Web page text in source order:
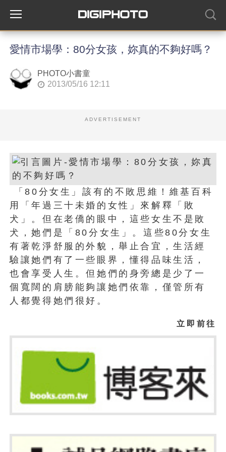
愛情市場學：80分女孩，妳真的不夠好嗎？
PHOTO小書童
2013/05/16 12:11
ADVERTISEMENT
「80分女生」該有的不敗思維！維基百科
用「年過三十未婚的女性」來解釋「敗
犬」。但在老僑的眼中，這些女生不是敗
犬，她們是「80分女生」。這些80分女生
有著乾淨舒服的外貌，舉止合宜，生活經
驗讓她們有了一些眼界，懂得品味生活，
也會享受人生。但她們的身旁總是少了一
個寬闊的肩膀能夠讓她們依靠，僅管所有
人都覺得她們很好。
立即前往